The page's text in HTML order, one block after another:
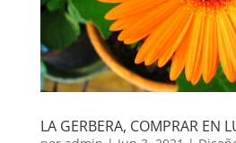
LA GERBERA, COMPRAR EN